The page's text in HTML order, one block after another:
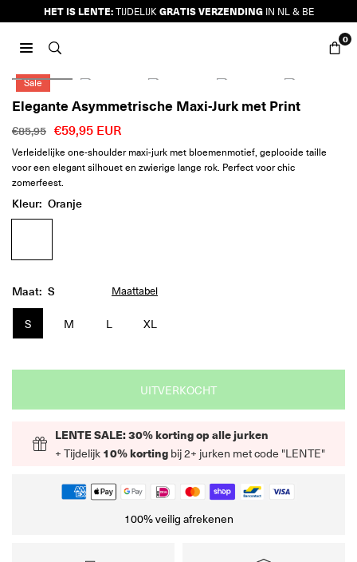
naar
inhoud
HET IS LENTE:TIJDELIJKGRATIS VERZENDINGIN NL & BE
0
Sale
Elegante Asymmetrische Maxi-Jurk met Print
Reguliere
prijs
€85,95 €59,95 EUR
Verleidelijke one-shoulder maxi-jurk met bloemenmotief, geplooide taille
voor een elegant silhouet en zwierige lange rok. Perfect voor chic
zomerfeest.
Kleur: Oranje
Maat: S Maattabel
S M L XL
UITVERKOCHT
LENTE SALE: 30% korting op alle jurken
+ Tijdelijk 10% kortingbij 2+ jurken met code "LENTE"
100% veilig afrekenen